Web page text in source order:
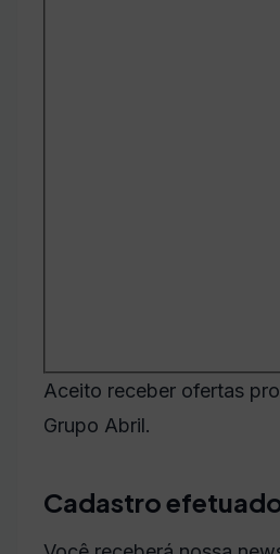
Aceito receber ofertas
Grupo Abril.
Cadastro